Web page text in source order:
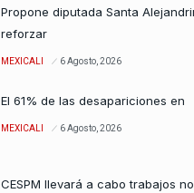
Propone diputada Santa
reforzar
MEXICALI 6 Agosto, 2026
El 61% de las desapariciones en
MEXICALI 6 Agosto, 2026
CESPM llevará a cabo trabajos